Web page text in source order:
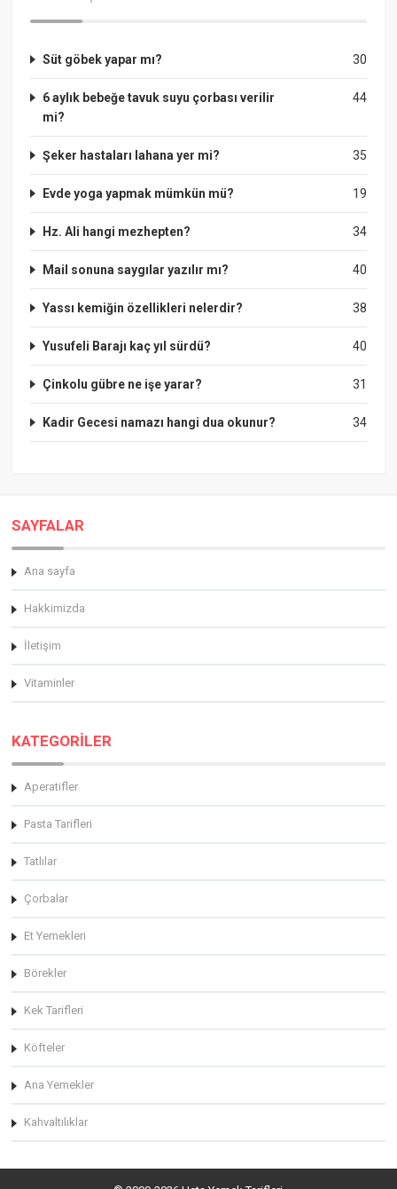
30
Süt göbek yapar mı?
44
6 aylık bebeğe tavuk suyu çorbası verilir
mi?
35
Şeker hastaları lahana yer mi?
19
Evde yoga yapmak mümkün mü?
34
Hz. Ali hangi mezhepten?
40
Mail sonuna saygılar yazılır mı?
38
Yassı kemiğin özellikleri nelerdir?
40
Yusufeli Barajı kaç yıl sürdü?
31
Çinkolu gübre ne işe yarar?
34
Kadir Gecesi namazı hangi dua okunur?
SAYFALAR
Ana sayfa
Hakkimizda
İletişim
Vitaminler
KATEGORİLER
Aperatifler
Pasta Tarifleri
Tatlılar
Çorbalar
Et Yemekleri
Börekler
Kek Tarifleri
Köfteler
Ana Yemekler
Kahvaltılıklar